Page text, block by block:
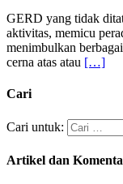
GERD yang tidak
aktivitas, memicu
menimbulkan
cerna atas atau […]
Cari
Cari untuk:
Artikel dan